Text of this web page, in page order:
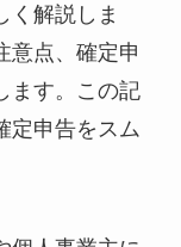
く解説しま
意点、確定申
ます。この記
定申告をスム